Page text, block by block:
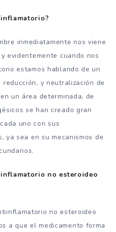
inmediatamente nos viene
evidentemente cuando nos
estamos hablando de un
y neutralización de
un área determinada, de
se han creado gran
uno con sus
ya sea en su mecanismos de
no esteroideo
no esteroideo
a que el medicamento forma